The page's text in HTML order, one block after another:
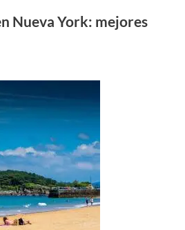
Nueva York: mejores